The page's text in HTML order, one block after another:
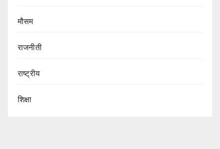
मौसम
राजनीती
राष्ट्रीय
शिक्षा